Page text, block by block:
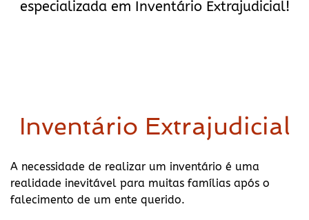
especializada em Inventário Extrajudicial!
Inventário Extrajudicial
A necessidade de realizar um inventário é uma
realidade inevitável para muitas famílias após o
falecimento de um ente querido.